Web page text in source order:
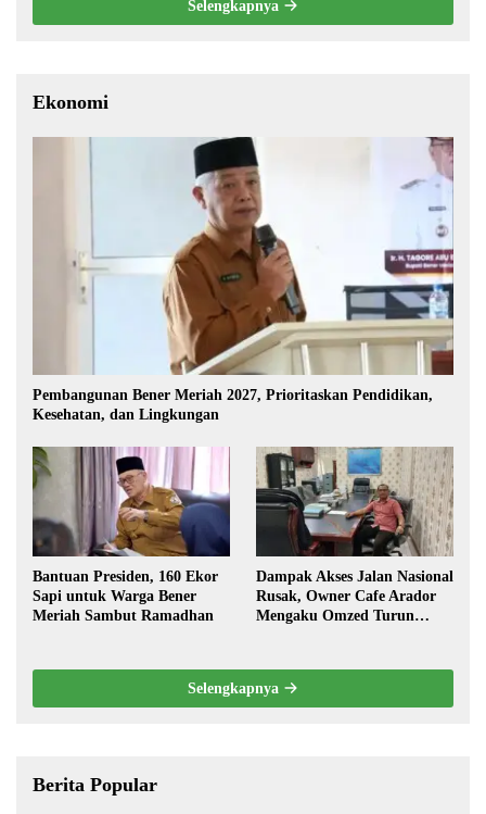
Selengkapnya
Ekonomi
Pembangunan Bener Meriah 2027, Prioritaskan Pendidikan,
Kesehatan, dan Lingkungan
Bantuan Presiden, 160 Ekor
Sapi untuk Warga Bener
Meriah Sambut Ramadhan
Dampak Akses Jalan Nasional
Rusak, Owner Cafe Arador
Mengaku Omzed Turun
Selengkapnya
Berita Popular